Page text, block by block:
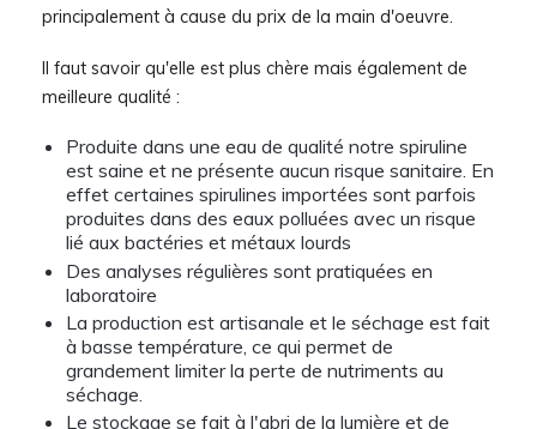
principalement à cause du prix de la main d'oeuvre.
Il faut savoir qu'elle est plus chère mais également de
meilleure qualité :
Produite dans une eau de qualité notre spiruline
est saine et ne présente aucun risque sanitaire. En
effet certaines spirulines importées sont parfois
produites dans des eaux polluées avec un risque
lié aux bactéries et métaux lourds
Des analyses régulières sont pratiquées en
laboratoire
La production est artisanale et le séchage est fait
à basse température, ce qui permet de
grandement limiter la perte de nutriments au
séchage.
Le stockage se fait à l'abri de la lumière et de